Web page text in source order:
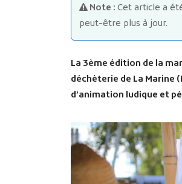
Note : Cet article a
peut-être plus à jour.
La 3ème édition de la
déchèterie de La Marine
d’animation ludique et